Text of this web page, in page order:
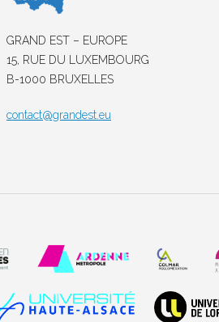
GRAND EST – EUROPE
15, RUE DU LUXEMBOURG
B-1000 BRUXELLES
contact@grandest.eu